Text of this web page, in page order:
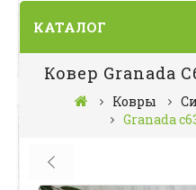
КАТАЛОГ
Ковер Granada
Ковры
Granada